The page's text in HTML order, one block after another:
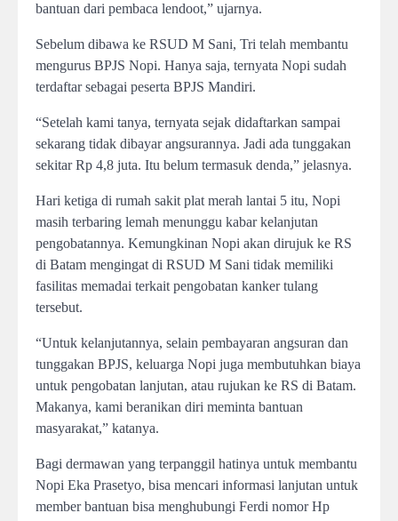
bantuan dari pembaca lendoot,” ujarnya.
Sebelum dibawa ke RSUD M Sani, Tri telah membantu
mengurus BPJS Nopi. Hanya saja, ternyata Nopi sudah
terdaftar sebagai peserta BPJS Mandiri.
“Setelah kami tanya, ternyata sejak didaftarkan sampai
sekarang tidak dibayar angsurannya. Jadi ada tunggakan
sekitar Rp 4,8 juta. Itu belum termasuk denda,” jelasnya.
Hari ketiga di rumah sakit plat merah lantai 5 itu, Nopi
masih terbaring lemah menunggu kabar kelanjutan
pengobatannya. Kemungkinan Nopi akan dirujuk ke RS
di Batam mengingat di RSUD M Sani tidak memiliki
fasilitas memadai terkait pengobatan kanker tulang
tersebut.
“Untuk kelanjutannya, selain pembayaran angsuran dan
tunggakan BPJS, keluarga Nopi juga membutuhkan biaya
untuk pengobatan lanjutan, atau rujukan ke RS di Batam.
Makanya, kami beranikan diri meminta bantuan
masyarakat,” katanya.
Bagi dermawan yang terpanggil hatinya untuk membantu
Nopi Eka Prasetyo, bisa mencari informasi lanjutan untuk
member bantuan bisa menghubungi Ferdi nomor Hp